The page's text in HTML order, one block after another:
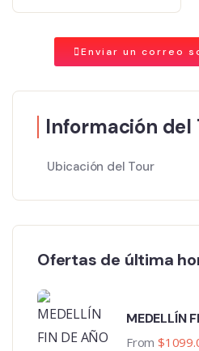
Enviar un correo
Información del
Ubicación del Tour
Ofertas de última
MEDELLÍN
2027
From $